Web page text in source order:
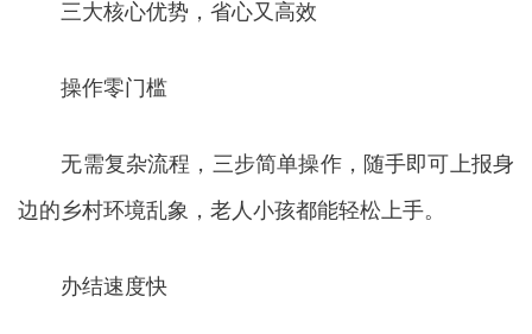
三大核心优势，省心又高效
操作零门槛
无需复杂流程，三步简单操作，随手即可上报身
边的乡村环境乱象，老人小孩都能轻松上手。
办结速度快